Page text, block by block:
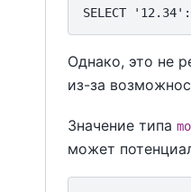
Однако, это не
из-за
Значение типа
может